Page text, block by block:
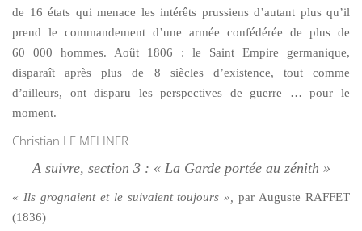
de 16 états qui menace les intérêts prussiens d’autant plus qu’il
prend le commandement d’une armée confédérée de plus de
60 000 hommes. Août 1806 : le Saint Empire germanique,
disparaît après plus de 8 siècles d’existence, tout comme
d’ailleurs, ont disparu les perspectives de guerre … pour le
moment.
Christian LE MELINER
A suivre, section 3 : « La Garde portée au zénith »
« Ils grognaient et le suivaient toujours »,par Auguste RAFFET
(1836)